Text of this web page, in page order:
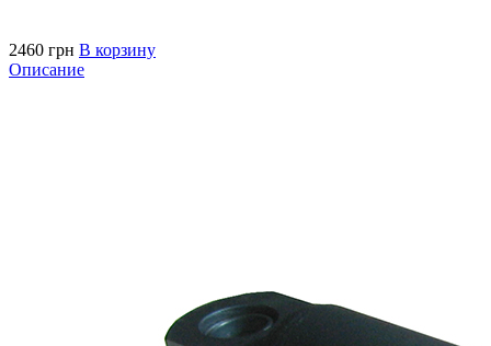
2460 грн В корзину
Описание